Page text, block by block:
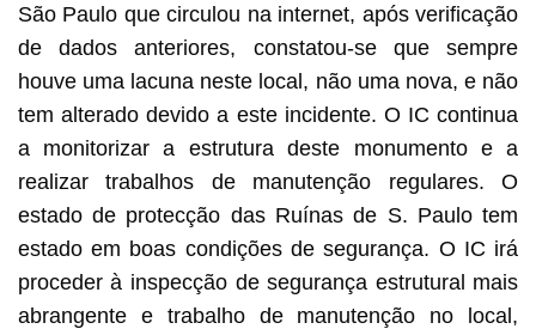
São Paulo que circulou na internet, após verificação
de dados anteriores, constatou-se que sempre
houve uma lacuna neste local, não uma nova, e não
tem alterado devido a este incidente. O IC continua
a monitorizar a estrutura deste monumento e a
realizar trabalhos de manutenção regulares. O
estado de protecção das Ruínas de S. Paulo tem
estado em boas condições de segurança. O IC irá
proceder à inspecção de segurança estrutural mais
abrangente e trabalho de manutenção no local,